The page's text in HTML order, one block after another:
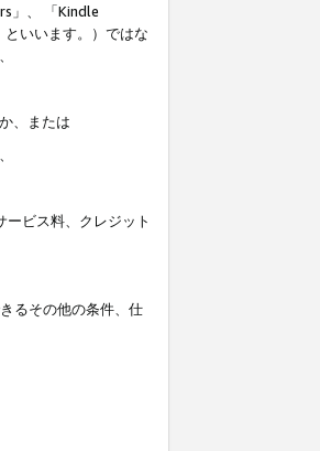
」、 「Kindle
といいます。）ではな
、または
ビス料、クレジット
るその他の条件、仕